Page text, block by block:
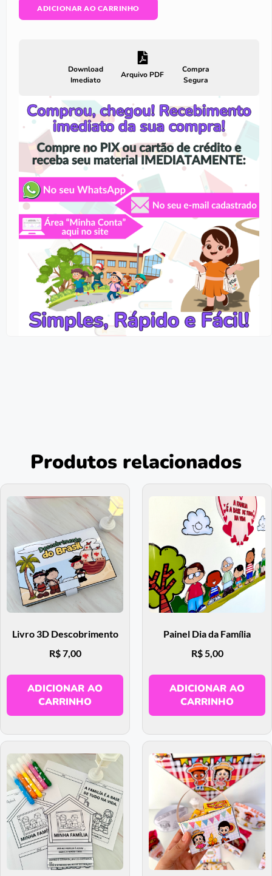
ADICIONAR AO CARRINHO
Download
Imediato
Arquivo PDF
Compra
Segura
Produtos relacionados
Livro 3D Descobrimento
R$7,00
ADICIONAR AO
CARRINHO
Painel Dia da Família
R$5,00
ADICIONAR AO
CARRINHO